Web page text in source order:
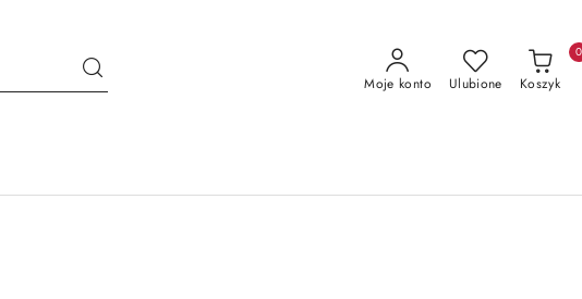
Moje konto Ulubione Koszyk
0